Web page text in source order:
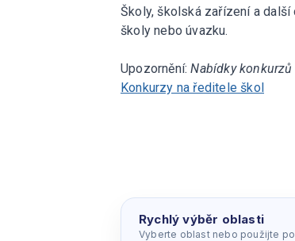
Školy, školská zařízení a
školy nebo úvazku.
Upozornění:Nabídky
Konkurzy na ředitele škol
Rychlý výběr oblasti
Vyberte oblast nebo použijte